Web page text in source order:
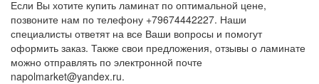
Если Вы хотите купить ламинат по оптимальной цене,
позвоните нам по телефону +79674442227. Наши
специалисты ответят на все Ваши вопросы и помогут
оформить заказ. Также свои предложения, отзывы о ламинате
можно отправлять по электронной почте
napolmarket@yandex.ru.